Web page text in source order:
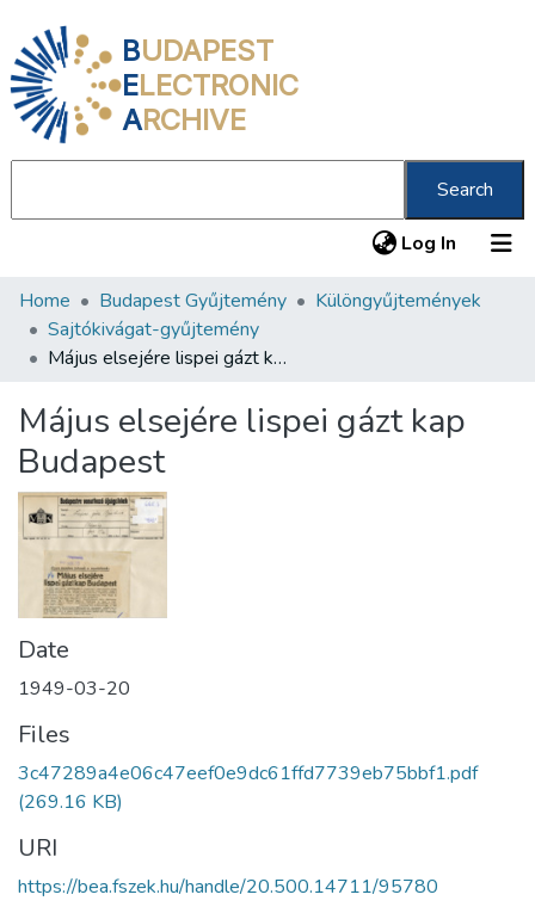
BUDAPEST
ELECTRONIC
ARCHIVE
Search
Log In (current)
Communities & Collections
All of DSpace
About us
Home Budapest Gyűjtemény
Különgyűjtemények
Sajtókivágat-gyűjtemény
Május elsejére lispei gázt kap Budapest
Május elsejére lispei gázt kap
Budapest
Date
1949-03-20
Files
3c47289a4e06c47eef0e9dc61ffd7739eb75bbf1.pdf
(269.16 KB)
URI
https://bea.fszek.hu/handle/20.500.14711/95780